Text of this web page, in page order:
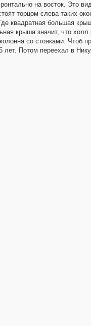
на восток. Это
торцом слева таких
квадратная большая
крыша значит, что
со стояками. Чтоб
Потом переехал в